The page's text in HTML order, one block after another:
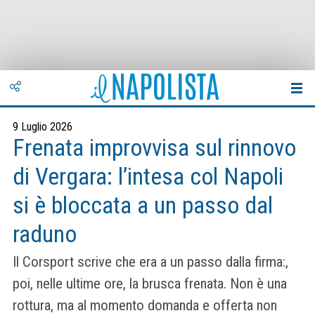
9 Luglio 2026
Frenata improvvisa sul rinnovo
di Vergara: l’intesa col Napoli
si è bloccata a un passo dal
raduno
Il Corsport scrive che era a un passo dalla firma:,
poi, nelle ultime ore, la brusca frenata. Non è una
rottura, ma al momento domanda e offerta non